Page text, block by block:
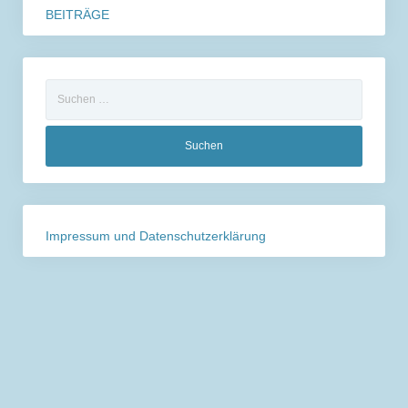
BEITRÄGE
Impressum und Datenschutzerklärung